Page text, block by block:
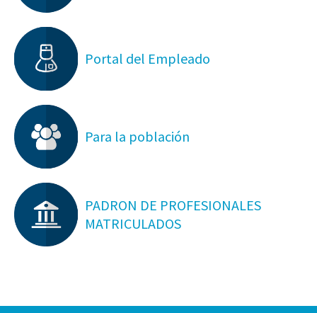
Portal del Empleado
Para la población
PADRON DE PROFESIONALES
MATRICULADOS